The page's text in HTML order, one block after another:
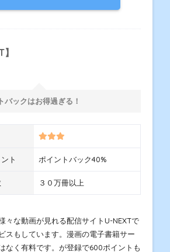
バックはお得過ぎる！
ト ポイントバック40%
３０万冊以上
々な動画が見れる配信サイトU-NEXTで
スもしています。漫画の電子書籍サー
なく有料です。が登録で600ポイントも